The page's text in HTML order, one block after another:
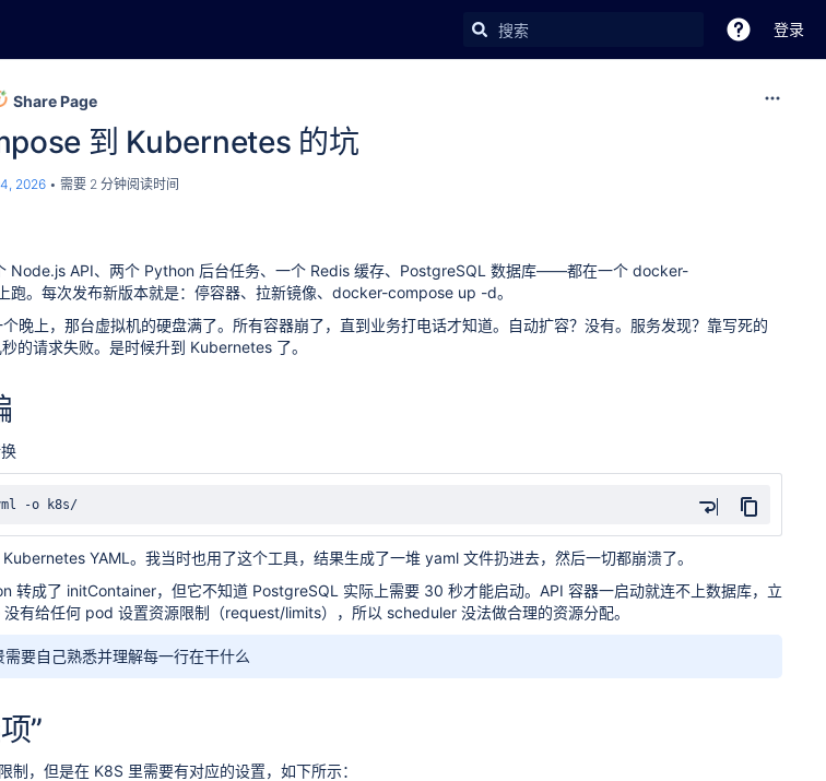
登录
Share Page
到 Kubernetes 的坑
2026 需要 2 分钟阅读时间
Node.js API、两个 Python 后台任务、一个 Redis 缓存、PostgreSQL 数据库——都在一个 docker-
。每次发布新版本就是：停容器、拉新镜像、docker-compose up -d。
个晚上，那台虚拟机的硬盘满了。所有容器崩了，直到业务打电话才知道。自动扩容？没有。服务发现？靠写死的
的请求失败。是时候升到 Kubernetes 了。
-o k8s/
YAML。我当时也用了这个工具，结果生成了一堆 yaml 文件扔进去，然后一切都崩溃了。
转成了 initContainer，但它不知道 PostgreSQL 实际上需要 30 秒才能启动。API 容器一启动就连不上数据库，立
有给任何 pod 设置资源限制（request/limits），所以 scheduler 没法做合理的资源分配。
要自己熟悉并理解每一行在干什么
”
，但是在 K8S 里需要有对应的设置，如下所示：